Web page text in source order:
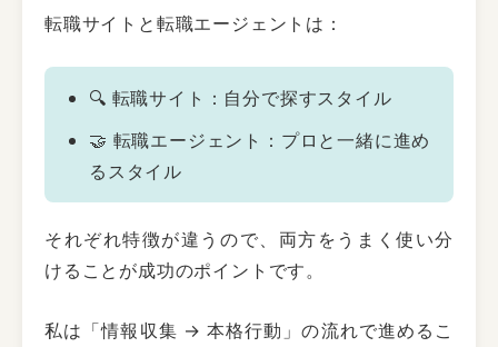
転職サイトと転職エージェントは：
🔍 転職サイト：自分で探すスタイル
🤝 転職エージェント：プロと一緒に進め
るスタイル
それぞれ特徴が違うので、両方をうまく使い分
けることが成功のポイントです。
私は「情報収集 → 本格行動」の流れで進めるこ